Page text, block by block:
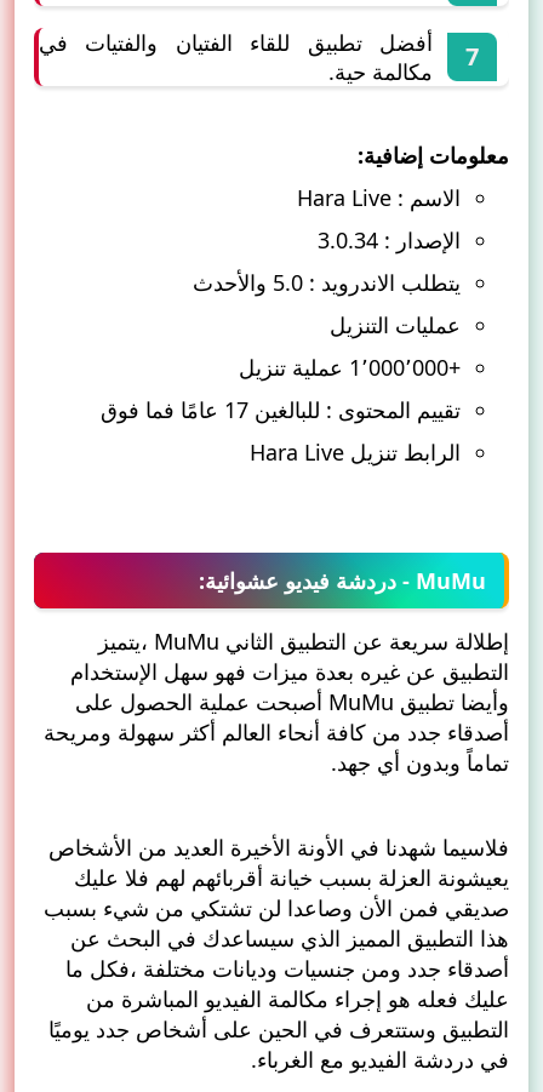
أفضل تطبيق للقاء الفتيان والفتيات في
مكالمة حية.
معلومات إضافية:
الاسم : Hara Live
الإصدار : 3.0.34
يتطلب الاندرويد : 5.0 والأحدث
عمليات التنزيل
+1٬000٬000 عملية تنزيل
تقييم المحتوى : للبالغين 17 عامًا فما فوق
الرابط تنزيل Hara Live
MuMu - دردشة فيديو عشوائية:
إطلالة سريعة عن التطبيق الثاني MuMu ،يتميز
التطبيق عن غيره بعدة ميزات فهو سهل الإستخدام
وأيضا تطبيق MuMu أصبحت عملية الحصول على
أصدقاء جدد من كافة أنحاء العالم أكثر سهولة ومريحة
تماماً وبدون أي جهد.
فلاسيما شهدنا في الأونة الأخيرة العديد من الأشخاص
يعيشونة العزلة بسبب خيانة أقربائهم لهم فلا عليك
صديقي فمن الأن وصاعدا لن تشتكي من شيء بسبب
هذا التطبيق المميز الذي سيساعدك في البحث عن
أصدقاء جدد ومن جنسيات وديانات مختلفة ،فكل ما
عليك فعله هو إجراء مكالمة الفيديو المباشرة من
التطبيق وستتعرف في الحين على أشخاص جدد يوميًا
في دردشة الفيديو مع الغرباء.